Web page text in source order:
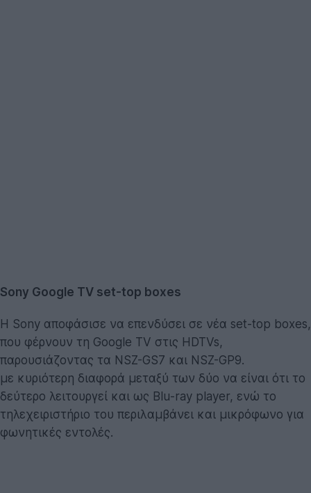
Sony Google TV set-top boxes
Η Sony αποφάσισε να επενδύσει σε νέα set-top boxes,
που φέρνουν τη Google TV στις HDTVs,
παρουσιάζοντας τα NSZ-GS7 και NSZ-GP9.
με κυριότερη διαφορά μεταξύ των δύο να είναι ότι το
δεύτερο λειτουργεί και ως Blu-ray player, ενώ το
τηλεχειριστήριο του περιλαμβάνει και μικρόφωνο για
φωνητικές εντολές.